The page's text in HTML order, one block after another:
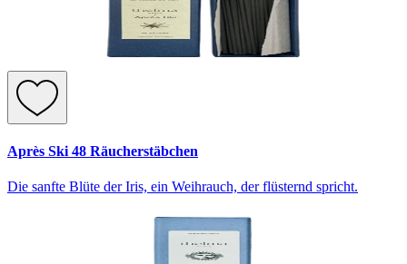
Après Ski 48 Räucherstäbchen
Die sanfte Blüte der Iris, ein Weihrauch, der flüsternd spricht.